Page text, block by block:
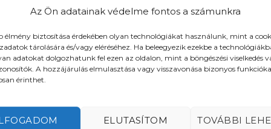
Az Ön adatainak védelme fontos a számunkra
élmény biztosítása érdekében olyan technológiákat használunk, mint a
tárolására és/vagy eléréséhez. Ha beleegyezik ezekbe a
adatokat dolgozhatunk fel ezen az oldalon, mint a böngészési viselkedés
A hozzájárulás elmulasztása vagy visszavonása bizonyos
érinthet.
ELUTASÍTOM TOVÁBBI
RENDELJE MEG